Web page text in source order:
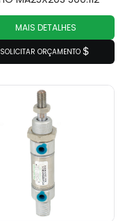
MAIS DETALHES
SOLICITAR ORÇAMENTO